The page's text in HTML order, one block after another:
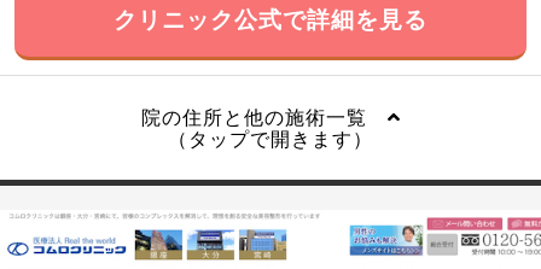
クリニック公式で詳細を見る
院の住所と他の施術一覧
（タップで開きます）